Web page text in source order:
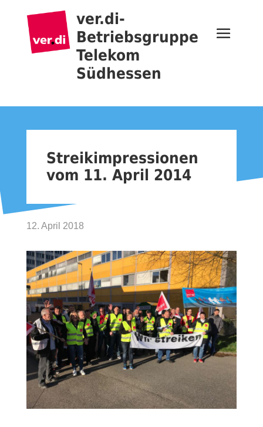
ver.di-
Betriebsgruppe
Telekom
Südhessen
Streikimpressionen
vom 11. April 2014
12. April 2018